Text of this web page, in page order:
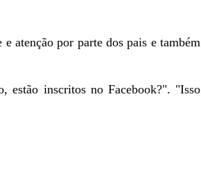
atenção por parte dos pais e também
estão inscritos no Facebook?". "Isso